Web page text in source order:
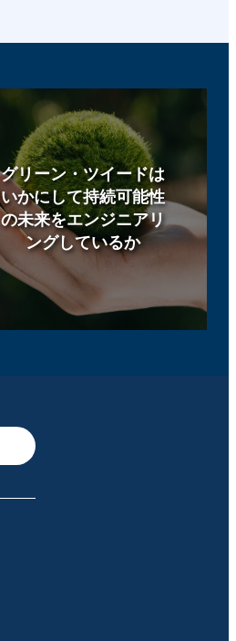
グリーン・ツイードは
いかにして持続可能性
の未来をエンジニアリ
ングしているか